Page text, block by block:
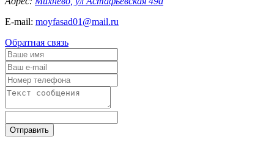
E-mail: moyfasad01@mail.ru
Обратная связь
Отправить